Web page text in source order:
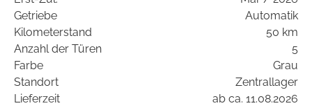
Getriebe
Automatik
Kilometerstand
50 km
Anzahl der Türen
5
Farbe
Grau
Standort
Zentrallager
Lieferzeit
ab ca. 11.08.2026